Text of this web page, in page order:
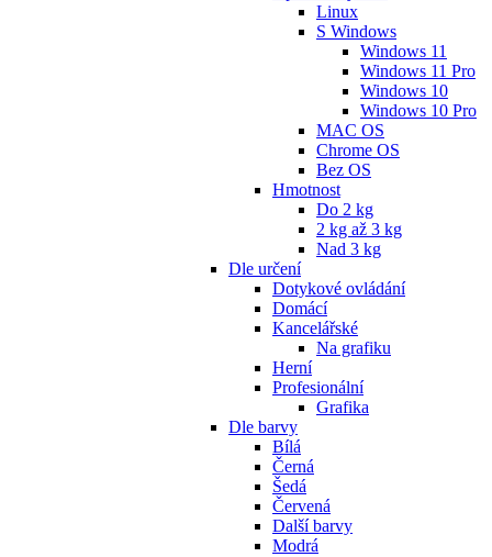
Linux
S Windows
Windows 11
Windows 11 Pro
Windows 10
Windows 10 Pro
MAC OS
Chrome OS
Bez OS
Hmotnost
Do 2 kg
2 kg až 3 kg
Nad 3 kg
Dle určení
Dotykové ovládání
Domácí
Kancelářské
Na grafiku
Herní
Profesionální
Grafika
Dle barvy
Bílá
Černá
Šedá
Červená
Další barvy
Modrá